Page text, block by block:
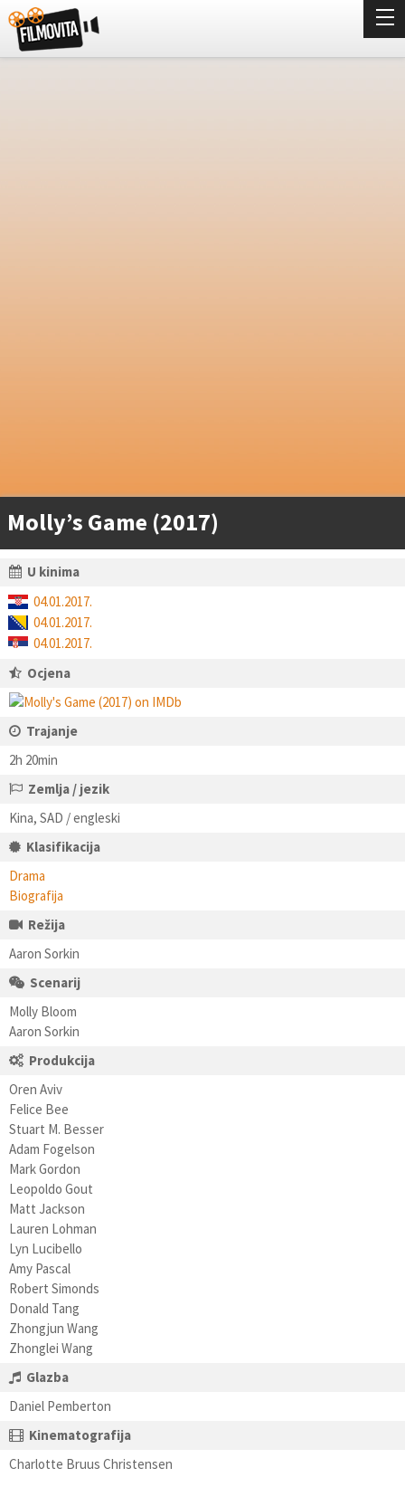
Molly’s Game (2017)
U kinima
04.01.2017.
04.01.2017.
04.01.2017.
Ocjena
Trajanje
2h 20min
Zemlja / jezik
Kina, SAD / engleski
Klasifikacija
Drama
Biografija
Režija
Aaron Sorkin
Scenarij
Molly Bloom
Aaron Sorkin
Produkcija
Oren Aviv
Felice Bee
Stuart M. Besser
Adam Fogelson
Mark Gordon
Leopoldo Gout
Matt Jackson
Lauren Lohman
Lyn Lucibello
Amy Pascal
Robert Simonds
Donald Tang
Zhongjun Wang
Zhonglei Wang
Glazba
Daniel Pemberton
Kinematografija
Charlotte Bruus Christensen